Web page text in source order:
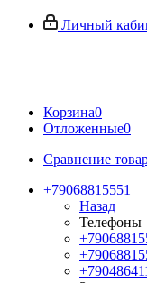
Личный
Корзина0
Отложенные0
Сравнение
+79068815551
Назад
Телефоны